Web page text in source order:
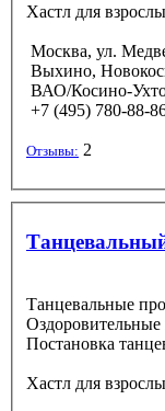
Хастл для
Москва, ул.
Выхино,
ВАО/Косино-
+7 (495) 780-88-
Отзывы: 2
Танцевальные
Постановка
Хастл для